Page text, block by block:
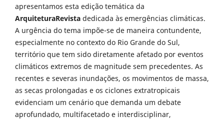
apresentamos esta edição temática da
ArquiteturaRevista dedicada às emergências climáticas.
A urgência do tema impõe-se de maneira contundente,
especialmente no contexto do Rio Grande do Sul,
território que tem sido diretamente afetado por eventos
climáticos extremos de magnitude sem precedentes. As
recentes e severas inundações, os movimentos de massa,
as secas prolongadas e os ciclones extratropicais
evidenciam um cenário que demanda um debate
aprofundado, multifacetado e interdisciplinar,